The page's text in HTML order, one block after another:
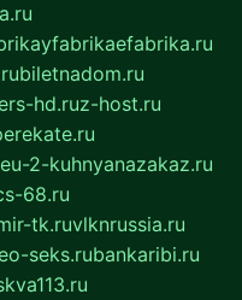
biletnadom.ru
hd.ruz-host.ru
2-kuhnyanazakaz.ru
68.ru
tk.ruvlknrussia.ru
seks.rubankaribi.ru